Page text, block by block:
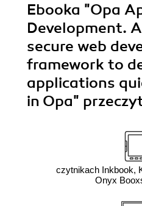
Ebooka "Opa
Development.
secure web
framework to
applications
in Opa"
czytnikach Inkbook,
Onyx